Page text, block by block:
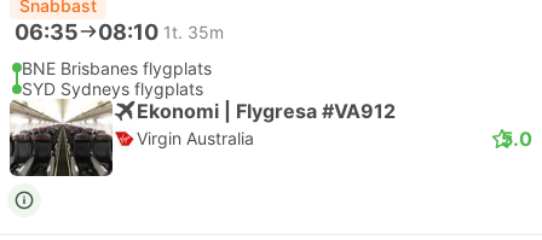
Snabbast
06:35 08:10 1t. 35m
BNE Brisbanes flygplats
SYD Sydneys flygplats
Ekonomi | Flygresa #VA912
Virgin Australia 5.0